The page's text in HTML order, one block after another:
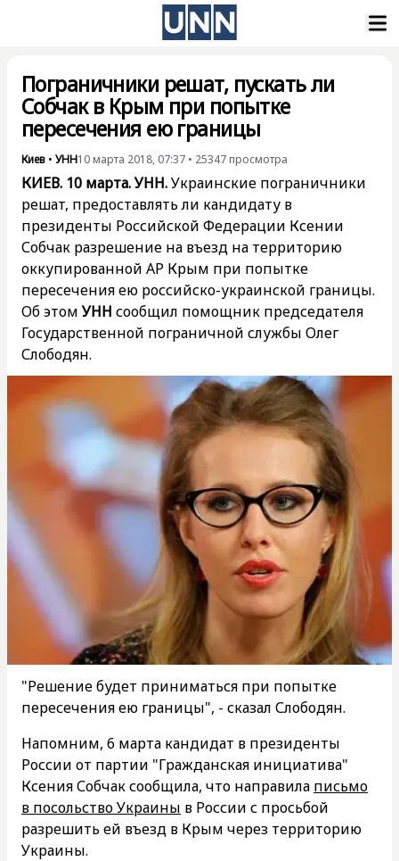
Пограничники решат, пускать ли
Собчак в Крым при попытке
пересечения ею границы
Киев • УНН10 марта 2018, 07:37 • 25347 просмотра
КИЕВ. 10 марта. УНН.Украинские пограничники
решат, предоставлять ли кандидату в
президенты Российской Федерации Ксении
Собчак разрешение на въезд на территорию
оккупированной АР Крым при попытке
пересечения ею российско-украинской границы.
Об этомУНН сообщил помощник председателя
Государственной пограничной службы Олег
Слободян.
"Решение будет приниматься при попытке
пересечения ею границы", - сказал Слободян.
Напомним, 6 марта кандидат в президенты
России от партии "Гражданская инициатива"
Ксения Собчак сообщила, что направила письмо
в посольство Украины в России с просьбой
разрешить ей въезд в Крым через территорию
Украины.